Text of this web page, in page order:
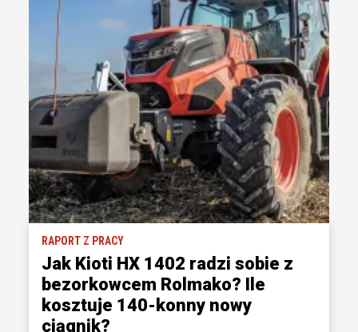
RAPORT Z PRACY
Jak Kioti HX 1402 radzi sobie z
bezorkowcem Rolmako? Ile
kosztuje 140-konny nowy
ciągnik?